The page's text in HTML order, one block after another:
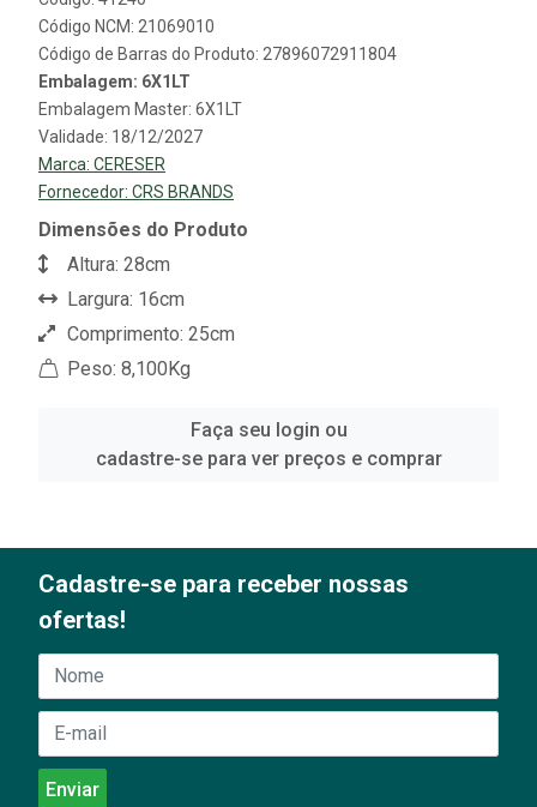
Código NCM: 21069010
Código de Barras do Produto: 27896072911804
Embalagem: 6X1LT
Embalagem Master: 6X1LT
Validade: 18/12/2027
Marca: CERESER
Fornecedor: CRS BRANDS
Dimensões do Produto
Altura: 28cm
Largura: 16cm
Comprimento: 25cm
Peso: 8,100Kg
Faça seu login ou
cadastre-se para ver preços e comprar
Cadastre-se para receber nossas
ofertas!